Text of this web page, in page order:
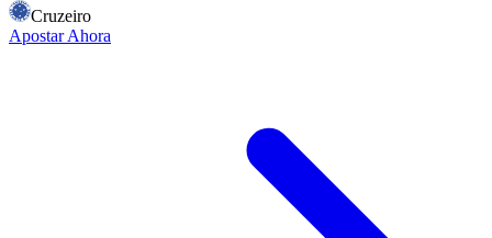
Cruzeiro
Apostar Ahora